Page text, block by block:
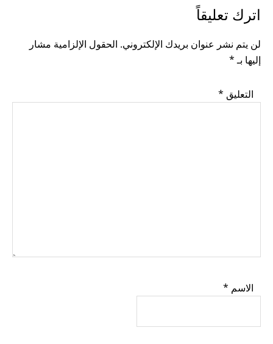
READER
INTERACTIONS
اترك تعليقاً
لن يتم نشر عنوان بريدك الإلكتروني. الحقول الإلزامية مشار
إليها بـ*
التعليق *
الاسم *